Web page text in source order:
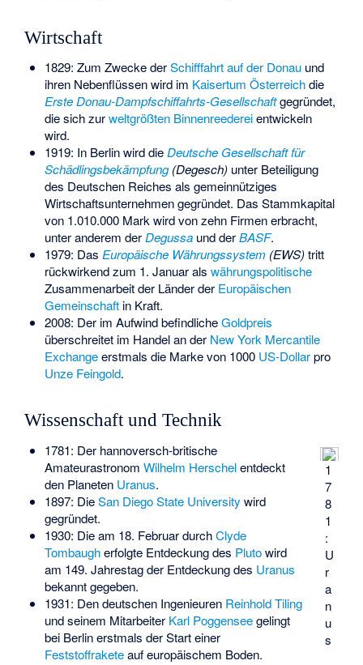
Wirtschaft
1829: Zum Zwecke derSchifffahrt auf der Donauund
ihren Nebenflüssen wird im Kaisertum Österreichdie
Erste Donau-Dampfschiffahrts-Gesellschaftgegründet,
die sich zurweltgrößten Binnenreedereientwickeln
wird.
1919: In Berlin wird dieDeutsche Gesellschaft für
Schädlingsbekämpfung (Degesch)unter Beteiligung
des Deutschen Reiches als gemeinnütziges
Wirtschaftsunternehmen gegründet. Das Stammkapital
von 1.010.000 Mark wird von zehn Firmen erbracht,
unter anderem derDegussaund derBASF.
1979: Das Europäische Währungssystem (EWS)tritt
rückwirkend zum 1. Januar als währungspolitische
Zusammenarbeit der Länder der Europäischen
Gemeinschaftin Kraft.
2008: Der im Aufwind befindlicheGoldpreis
überschreitet im Handel an der New York Mercantile
Exchangeerstmals die Marke von 1000 US-Dollarpro
Unze Feingold.
Wissenschaft und Technik
1
7
8
1
:
U
r
a
n
u
s
1781: Der hannoversch-britische
Amateurastronom Wilhelm Herschelentdeckt
den Planeten Uranus.
1897: DieSan Diego State University wird
gegründet.
1930: Die am 18. Februar durchClyde
Tombaugherfolgte Entdeckung des Plutowird
am 149. Jahrestag der Entdeckung des Uranus
bekannt gegeben.
1931: Den deutschen Ingenieuren Reinhold Tiling
und seinem Mitarbeiter Karl Poggenseegelingt
bei Berlin erstmals der Start einer
Feststoffraketeauf europäischem Boden.